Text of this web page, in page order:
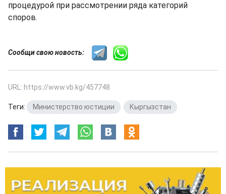
процедурой при рассмотрении ряда категорий
споров.
Сообщи свою новость:
URL: https://www.vb.kg/457748
Теги: Министерство юстиции Кыргызстан